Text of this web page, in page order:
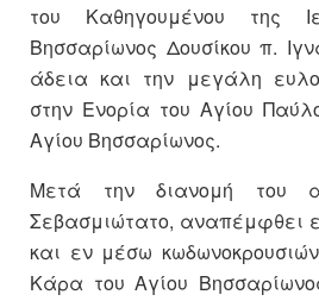
του Καθηγουμένου της
Βησσαρίωνος Δουσίκου π.
άδεια και την μεγάλη
στην Ενορία του Αγίου
Αγίου Βησσαρίωνος.
Μετά την διανομή του
Σεβασμιώτατο, αναπέμφθει
και εν μέσω
Κάρα του Αγίου